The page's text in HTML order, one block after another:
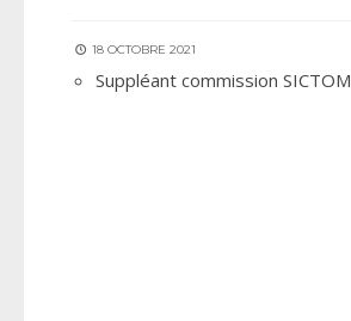
18 OCTOBRE 2021
Suppléant commission SICTOM